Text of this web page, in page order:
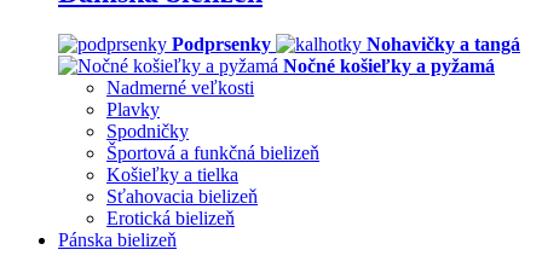
Podprsenky
Nohavičky a tangá
Nočné košieľky a pyžamá
Nadmerné veľkosti
Plavky
Spodničky
Športová a funkčná bielizeň
Košieľky a tielka
Sťahovacia bielizeň
Erotická bielizeň
Pánska bielizeň